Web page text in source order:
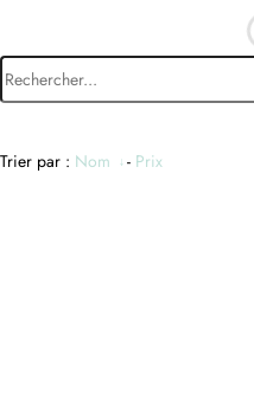
Trier par : Nom - Prix